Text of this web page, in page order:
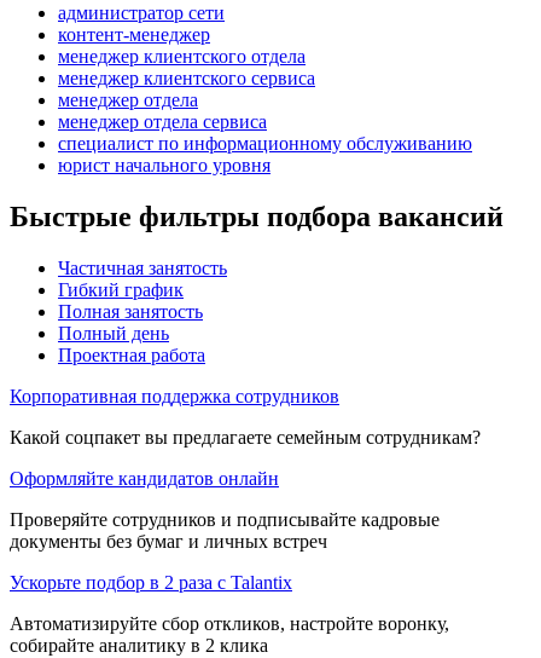
администратор сети
контент-менеджер
менеджер клиентского отдела
менеджер клиентского сервиса
менеджер отдела
менеджер отдела сервиса
специалист по информационному обслуживанию
юрист начального уровня
Быстрые фильтры подбора вакансий
Частичная занятость
Гибкий график
Полная занятость
Полный день
Проектная работа
Корпоративная поддержка сотрудников
Какой соцпакет вы предлагаете семейным сотрудникам?
Оформляйте кандидатов онлайн
Проверяйте сотрудников и подписывайте кадровые
документы без бумаг и личных встреч
Ускорьте подбор в 2 раза с Talantix
Автоматизируйте сбор откликов, настройте воронку,
собирайте аналитику в 2 клика